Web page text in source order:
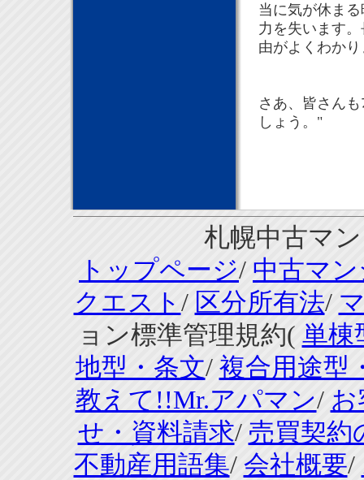
当に気が休ま
力を失います
由がよくわか
さあ、皆さん
しょう。"
札幌中古マ
トップページ/ 中古マ
クエスト / 区分所有法/
ョン標準管理規約( 単棟
地型・条文/ 複合用途型
教えて!!Mr.アパマン/ お
せ・資料請求/ 売買契約
不動産用語集/ 会社概要/